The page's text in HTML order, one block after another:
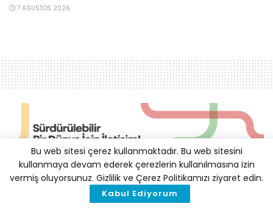
7 AĞUSTOS 2026
HSBC’nin Üst Düzey
Bu web sitesi çerez kullanmaktadır. Bu web sitesini
kullanmaya devam ederek çerezlerin kullanılmasına izin
vermiş oluyorsunuz. Gizlilik ve Çerez Politikamızı ziyaret edin.
Kabul Ediyorum